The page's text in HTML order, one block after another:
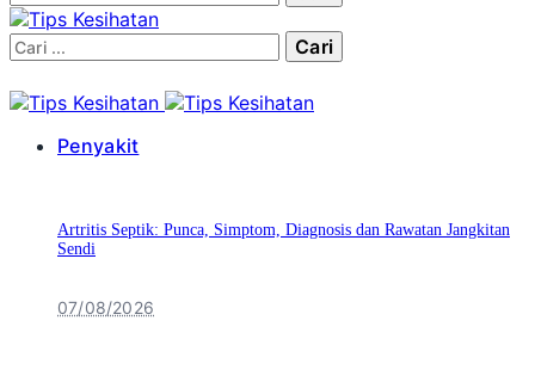
Cari:
Penyakit
Artritis Septik: Punca, Simptom, Diagnosis dan Rawatan Jangkitan
Sendi
07/08/2026